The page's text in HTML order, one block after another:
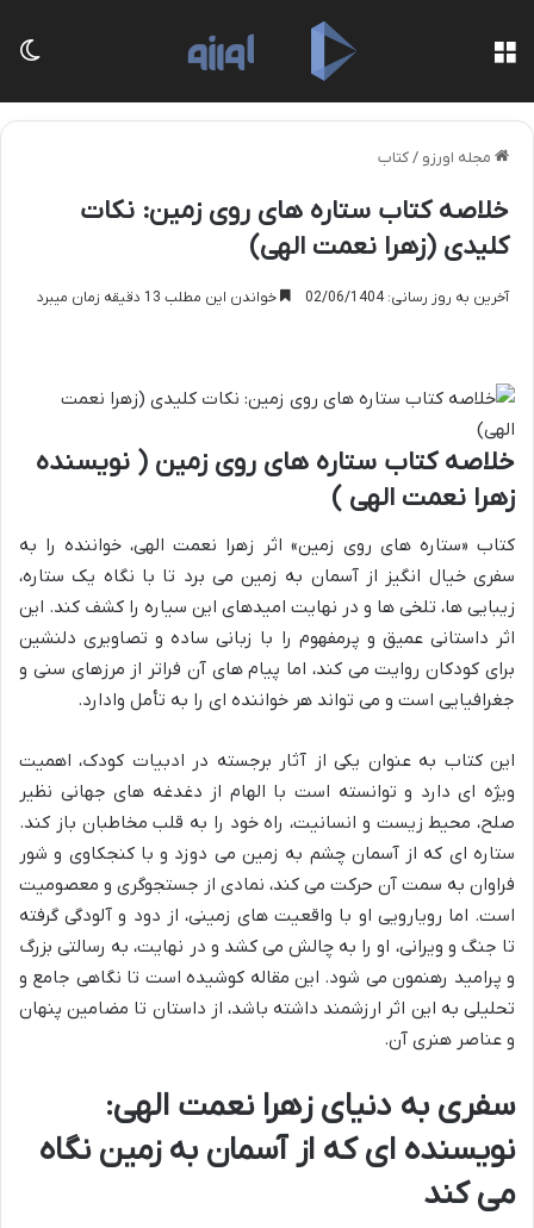
مجله اورزو /کتاب
خلاصه کتاب ستاره های روی زمین: نکات
کلیدی (زهرا نعمت الهی)
آخرین به روز رسانی: 02/06/1404 خواندن این مطلب 13 دقیقه زمان میبرد
خلاصه کتاب ستاره های روی زمین ( نویسنده
زهرا نعمت الهی )
کتاب «ستاره های روی زمین» اثر زهرا نعمت الهی، خواننده را به
سفری خیال انگیز از آسمان به زمین می برد تا با نگاه یک ستاره،
زیبایی ها، تلخی ها و در نهایت امیدهای این سیاره را کشف کند. این
اثر داستانی عمیق و پرمفهوم را با زبانی ساده و تصاویری دلنشین
برای کودکان روایت می کند، اما پیام های آن فراتر از مرزهای سنی و
جغرافیایی است و می تواند هر خواننده ای را به تأمل وادارد.
این کتاب به عنوان یکی از آثار برجسته در ادبیات کودک، اهمیت
ویژه ای دارد و توانسته است با الهام از دغدغه های جهانی نظیر
صلح، محیط زیست و انسانیت، راه خود را به قلب مخاطبان باز کند.
ستاره ای که از آسمان چشم به زمین می دوزد و با کنجکاوی و شور
فراوان به سمت آن حرکت می کند، نمادی از جستجوگری و معصومیت
است. اما رویارویی او با واقعیت های زمینی، از دود و آلودگی گرفته
تا جنگ و ویرانی، او را به چالش می کشد و در نهایت، به رسالتی بزرگ
و پرامید رهنمون می شود. این مقاله کوشیده است تا نگاهی جامع و
تحلیلی به این اثر ارزشمند داشته باشد، از داستان تا مضامین پنهان
و عناصر هنری آن.
سفری به دنیای زهرا نعمت الهی:
نویسنده ای که از آسمان به زمین نگاه
می کند